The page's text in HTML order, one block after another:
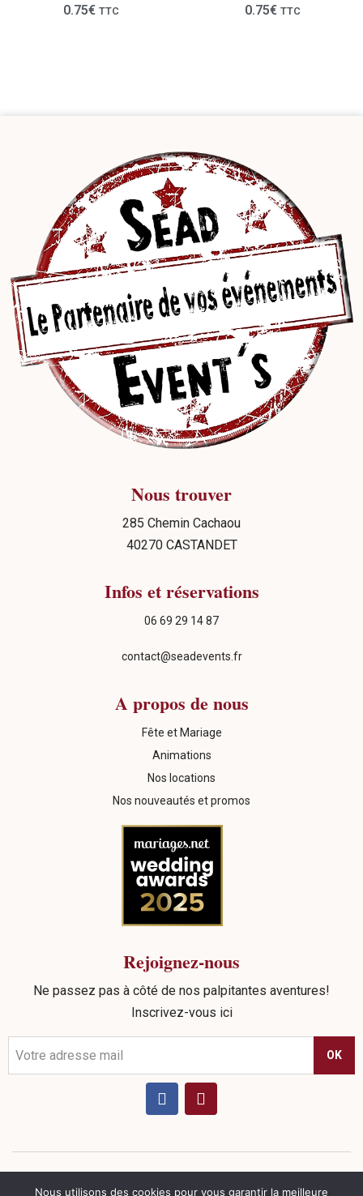
0.75€ TTC 0.75€ TTC
Nous trouver
285 Chemin Cachaou
40270 CASTANDET
Infos et réservations
06 69 29 14 87
contact@seadevents.fr
A propos de nous
Fête et Mariage
Animations
Nos locations
Nos nouveautés et promos
Rejoignez-nous
Ne passez pas à côté de nos palpitantes aventures!
Inscrivez-vous ici
OK
Nous utilisons des cookies pour vous garantir la meilleure